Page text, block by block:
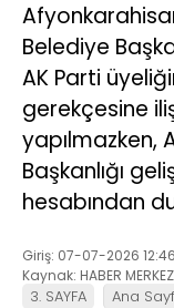
Belediye
AK Parti
gerekçesine
yapılmazken,
Başkanlığı
hesabından
Giriş: 07-07-2026 12:46
Kaynak: HABER
3. SAYFA Ana